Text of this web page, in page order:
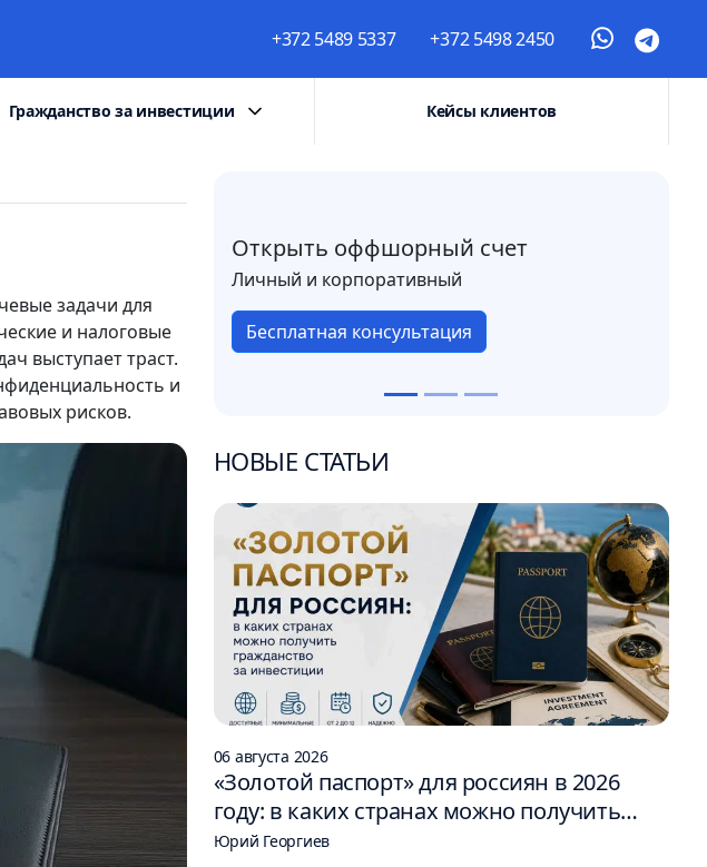
+372 5489 5337 +372 5498 2450
Гражданство за инвестиции Кейсы клиентов
задачи для
и налоговые
выступает траст.
и
рисков.
Открыть оффшорный счет
Личный и корпоративный
Бесплатная консультация
НОВЫЕ СТАТЬИ
06 августа 2026
«Золотой паспорт» для россиян в 2026
году: в каких странах можно получить
гражданство за инвестиции
Юрий Георгиев